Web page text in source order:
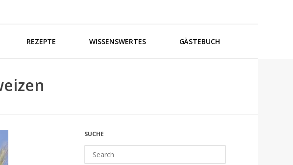
REZEPTE WISSENSWERTES GÄSTEBUCH
SUCHE
for: